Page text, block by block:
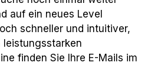
auf ein neues Level
schneller und intuitiver,
leistungsstarken
finden Sie Ihre E-Mails im